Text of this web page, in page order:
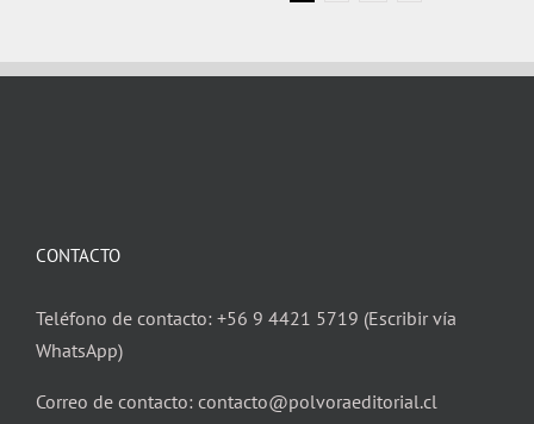
CONTACTO
Teléfono de contacto: +56 9 4421 5719 (Escribir vía
WhatsApp)
Correo de contacto: contacto@polvoraeditorial.cl